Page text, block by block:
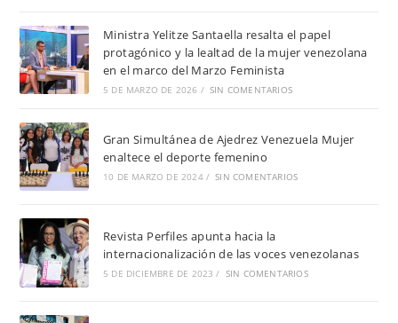
Ministra Yelitze Santaella resalta el papel
protagónico y la lealtad de la mujer venezolana
en el marco del Marzo Feminista
5 DE MARZO DE 2026 / SIN COMENTARIOS
Gran Simultánea de Ajedrez Venezuela Mujer
enaltece el deporte femenino
10 DE MARZO DE 2024 / SIN COMENTARIOS
Revista Perfiles apunta hacia la
internacionalización de las voces venezolanas
5 DE DICIEMBRE DE 2023 / SIN COMENTARIOS